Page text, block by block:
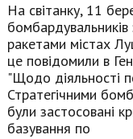
На світанку, 11
ракетами містах
це повідомили в
"Щодо діяльності
Стратегічними
були застосовані
базування по